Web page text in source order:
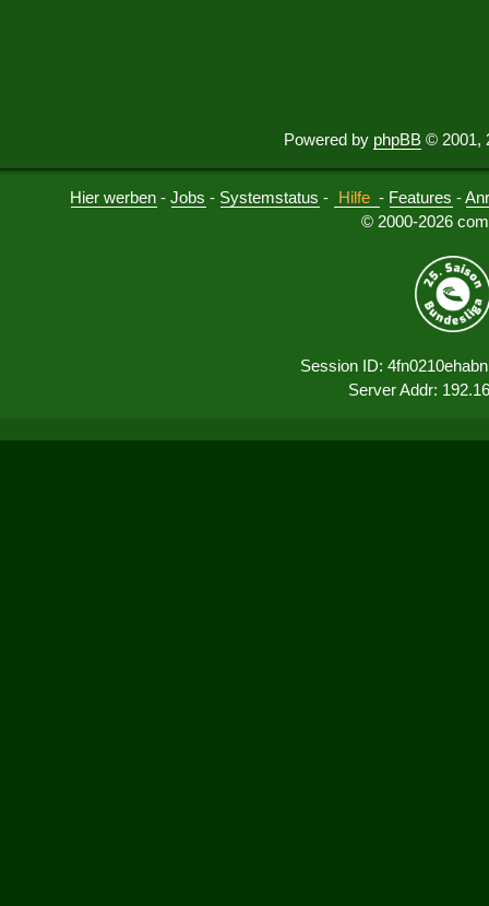
Powered by phpBB © 2001,
Hier werben -Jobs - Systemstatus - Hilfe - Features -
© 2000-2026
Session ID:
Server Addr: